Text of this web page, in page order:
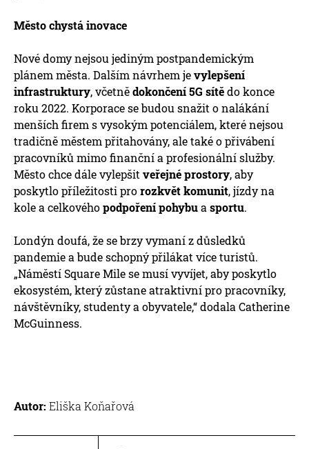
Město chystá inovace
Nové domy nejsou jediným postpandemickým
plánem města. Dalším návrhem jevylepšení
infrastruktury, včetnědokončení 5G sítědo konce
roku 2022. Korporace se budou snažit o nalákání
menších firem s vysokým potenciálem, které nejsou
tradičně městem přitahovány, ale také o přivábení
pracovníků mimo finanční a profesionální služby.
Město chce dále vylepšit veřejné prostory, aby
poskytlo příležitosti prorozkvět komunit, jízdy na
kole a celkovéhopodpoření pohybua sportu.
Londýn doufá, že se brzy vymaní z důsledků
pandemie a bude schopný přilákat více turistů.
„Náměstí Square Mile se musí vyvíjet, aby poskytlo
ekosystém, který zůstane atraktivní pro pracovníky,
návštěvníky, studenty a obyvatele,“ dodala Catherine
McGuinness.
Autor: Eliška Koňařová